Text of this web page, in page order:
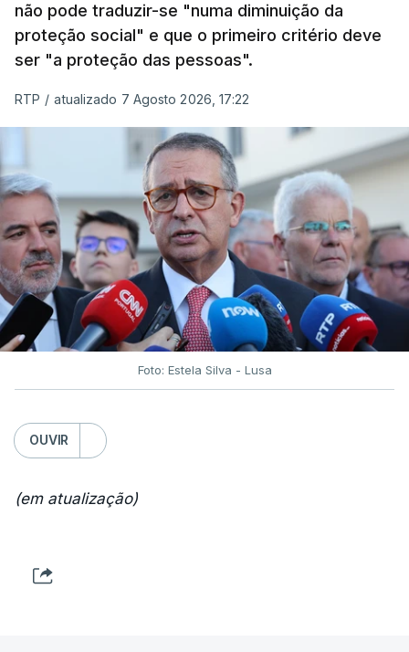
não pode traduzir-se "numa diminuição da
proteção social" e que o primeiro critério deve
ser "a proteção das pessoas".
RTP / atualizado 7 Agosto 2026, 17:22
Foto: Estela Silva - Lusa
OUVIR
(em atualização)